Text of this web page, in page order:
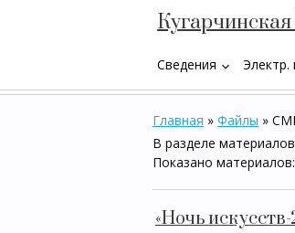
Сведения keyboard_arrow_down Электр.
Главная » Файлы »
В разделе материалов
Показано материалов:
«Ночь искусств-